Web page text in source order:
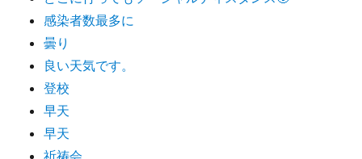
感染者数最多に
曇り
良い天気です。
登校
早天
早天